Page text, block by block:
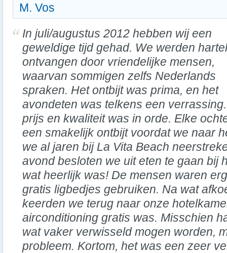
M. Vos
In juli/augustus 2012 hebben wij een
geweldige tijd gehad. We werden
ontvangen door vriendelijke mensen,
waarvan sommigen zelfs Nederlands
spraken. Het ontbijt was prima, en het
avondeten was telkens een
prijs en kwaliteit was in orde. Elke
een smakelijk ontbijt voordat we naar
we al jaren bij La Vita Beach
avond besloten we uit eten te gaan bij
wat heerlijk was! De mensen waren
gratis ligbedjes gebruiken. Na wat
keerden we terug naar onze
airconditioning gratis was. Misschien
wat vaker verwisseld mogen worden,
probleem. Kortom, het was een zeer